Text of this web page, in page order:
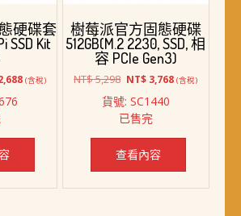
硬碟套
SSD Kit
。
目
NT$ 2,688。
(含稅)
樹莓派官方固態硬碟
512GB(M.2 2230, SSD, 相
容 PCIe Gen3)
NT$5,298 原
價
格：
NT$ 5,298。
NT$ 3,768目
NT$ 3,768。
(含稅)
貨號: SC1440
已售完
查看內容